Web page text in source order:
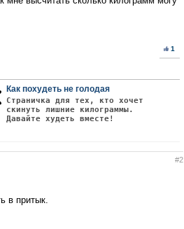
1
Как похудеть не голодая
Страничка для тех, кто хочет
скинуть лишние килограммы.
Давайте худеть вместе!
#2
в притык.